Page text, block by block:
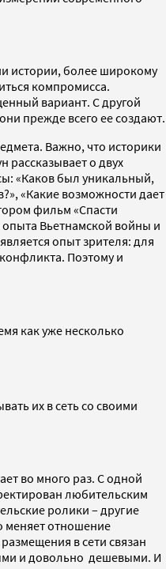
истории, более широкому
компромисса.
вариант. С другой
прежде всего ее создают.
Важно, что историки
рассказывает о двух
«Каков был уникальный,
«Какие возможности дает
фильм «Спасти
Вьетнамской войны и
опыт зрителя: для
Поэтому и
как уже несколько
их в сеть со своими
во много раз. С одной
любительским
ролики – другие
меняет отношение
в сети связан
и довольно дешевыми. И